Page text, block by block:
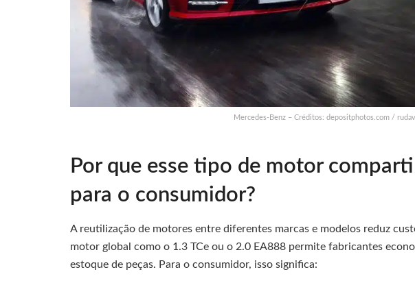
Mercedes-Benz – Créditos: depositphotos.com /
Por que esse tipo de motor
para o consumidor?
A reutilização de motores entre diferentes marcas e modelos reduz
motor global como o 1.3 TCe ou o 2.0 EA888 permite fabricantes
estoque de peças. Para o consumidor, isso significa: